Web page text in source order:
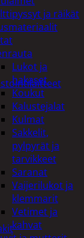
ja räikät
Lukot ja
hakaset
Koukut
Kalustejalat
Kulmat
Sakkelit,
pylpyrät ja
tarvikkeet
Saranat
Vaijerilukot ja
klemmarit
Vetimet ja
kahvat